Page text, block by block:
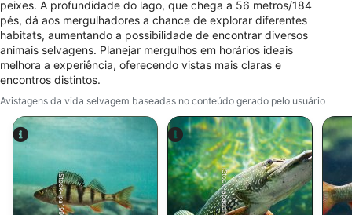
peixes. A profundidade do lago, que chega a 56 metros/184
pés, dá aos mergulhadores a chance de explorar diferentes
habitats, aumentando a possibilidade de encontrar diversos
animais selvagens. Planejar mergulhos em horários ideais
melhora a experiência, oferecendo vistas mais claras e
encontros distintos.
Avistagens da vida selvagem baseadas no conteúdo gerado pelo usuário
iStock-jpa1999 iStock-abadonian
Entender o público por meio de estatísticas
ou combinações de dados de fontes
diferentes.
Desenvolver e melhorar os serviços
Usar dados limitados para selecionar
Recursos especiais do IAB:
Usar dados exatos de geolocalização
Identificar dispositivos com base nas
informações solicitadas ativamente